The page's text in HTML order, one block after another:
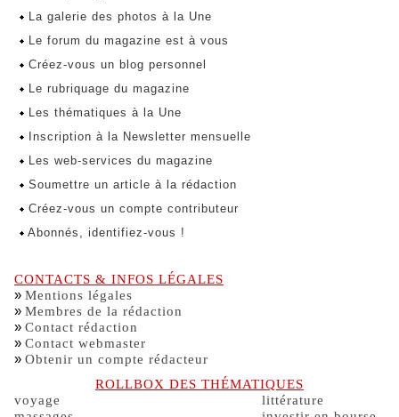
La galerie des photos à la Une
Le forum du magazine est à vous
Créez-vous un blog personnel
Le rubriquage du magazine
Les thématiques à la Une
Inscription à la Newsletter mensuelle
Les web-services du magazine
Soumettre un article à la rédaction
Créez-vous un compte contributeur
Abonnés, identifiez-vous !
CONTACTS & INFOS LÉGALES
» Mentions légales
» Membres de la rédaction
» Contact rédaction
» Contact webmaster
» Obtenir un compte rédacteur
ROLLBOX DES THÉMATIQUES
voyage
littérature